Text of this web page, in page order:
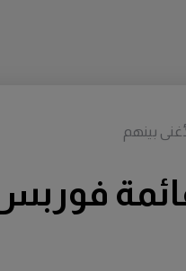
قائمة